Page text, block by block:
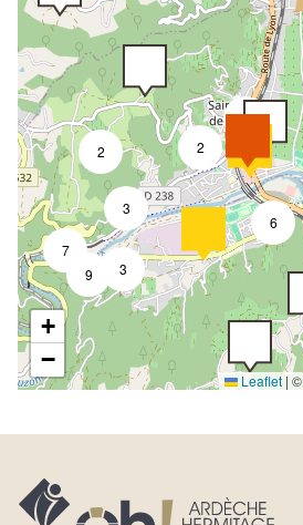
2
7
2
3
3
9
2
6
+
−
Leaflet | ©